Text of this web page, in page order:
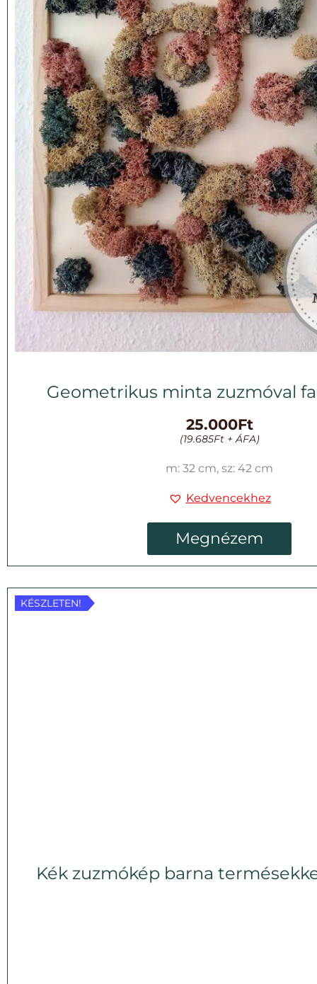
Geometrikus minta zuzmóval
25.000Ft
(19.685Ft+ ÁFA)
m: 32 cm, sz: 42 cm
Kedvencekhez
Megnézem
KÉSZLETEN!
KÉSZLETEN!
Kék zuzmókép barna